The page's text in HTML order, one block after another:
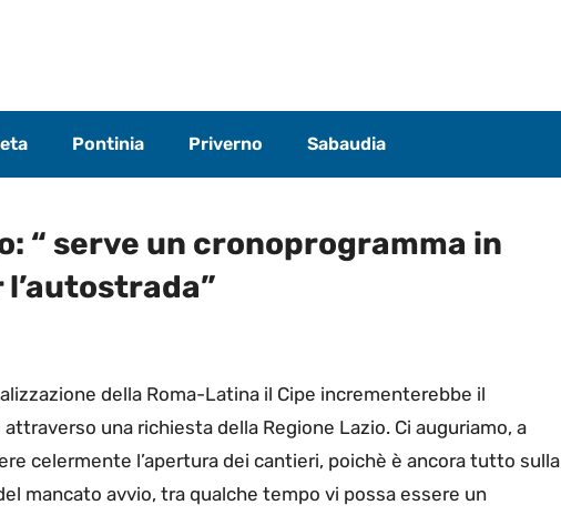
Pontinia Priverno Sabaudia
“ serve un cronoprogramma in
della Roma-Latina il Cipe incrementerebbe il
una richiesta della Regione Lazio. Ci auguriamo, a
celermente l’apertura dei cantieri, poichè è ancora tutto sulla
mancato avvio, tra qualche tempo vi possa essere un